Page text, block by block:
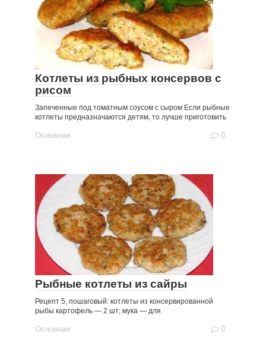
Котлеты из рыбных консервов с
рисом
Запеченные под томатным соусом с сыром Если рыбные
котлеты предназначаются детям, то лучше приготовить
Основная 0
Рыбные котлеты из сайры
Рецепт 5, пошаговый: котлеты из консервированной
рыбы картофель — 2 шт; мука — для
Основная 0